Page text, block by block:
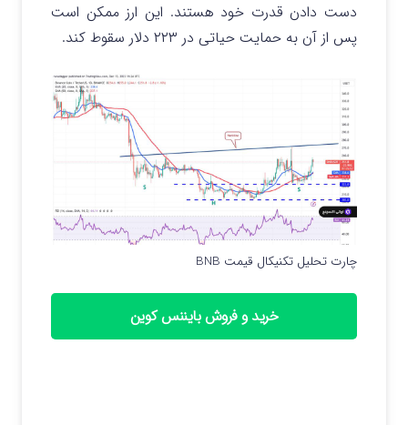
دست دادن قدرت خود هستند. این ارز ممکن است
پس از آن به حمایت حیاتی در ۲۲۳ دلار سقوط کند.
چارت تحلیل تکنیکال قیمت BNB
خرید و فروش بایننس کوین